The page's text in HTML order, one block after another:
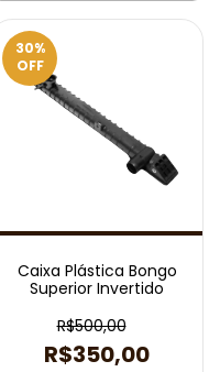
30%
OFF
Caixa Plástica Bongo
Superior Invertido
R$500,00
R$350,00